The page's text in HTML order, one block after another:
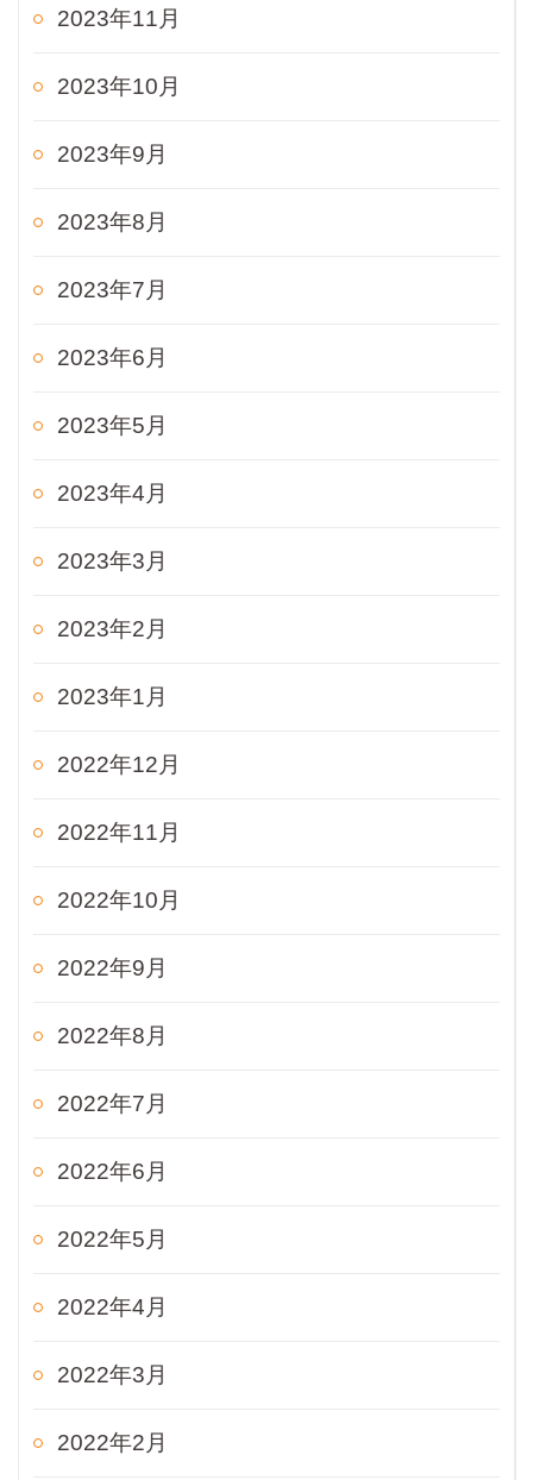
2023年11月
2023年10月
2023年9月
2023年8月
2023年7月
2023年6月
2023年5月
2023年4月
2023年3月
2023年2月
2023年1月
2022年12月
2022年11月
2022年10月
2022年9月
2022年8月
2022年7月
2022年6月
2022年5月
2022年4月
2022年3月
2022年2月